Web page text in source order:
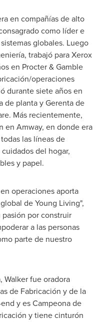
en compañías de alto
como líder e
globales. Luego
trabajó para Xerox
en Procter & Gamble
operaciones
durante siete años en
de planta y Gerenta de
Más recientemente,
en Amway, en donde era
las líneas de
del hogar,
y papel.
operaciones aporta
deYoung Living",
pasión por construir
a las personas
parte de nuestro
Walker fue oradora
de Fabricación y de la
y es Campeona de
y tiene cinturón